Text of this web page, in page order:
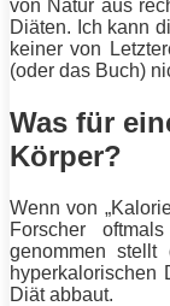
von Natur aus
Diäten. Ich kann
keiner von
(oder das Buch)
Was für
Körper?
Wenn von
Forscher
genommen
hyperkalorischen
Diätabbaut.